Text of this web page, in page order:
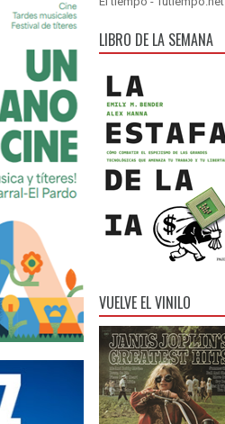
LIBRO DE LA SEMANA
VUELVE EL VINILO